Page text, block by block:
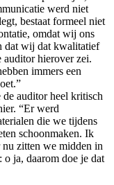
werd niet
bestaat formeel niet
omdat wij ons
dat wij dat kwalitatief
auditor hierover zei.
immers een
auditor heel kritisch
“Er werd
die we tijdens
schoonmaken. Ik
nu zitten we midden in
o ja, daarom doe je dat